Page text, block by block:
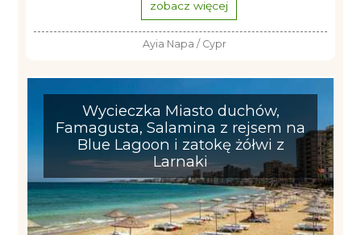
zobacz więcej
Ayia Napa / Cypr
Wycieczka Miasto duchów,
Famagusta, Salamina z rejsem na
Blue Lagoon i zatokę żółwi z
Larnaki